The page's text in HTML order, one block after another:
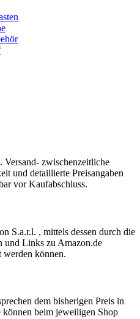
zwischenzeitliche
und detaillierte Preisangaben
vor Kaufabschluss.
S.a.r.l. , mittels dessen durch die
und Links zu Amazon.de
werden können.
dem bisherigen Preis in
beim jeweiligen Shop